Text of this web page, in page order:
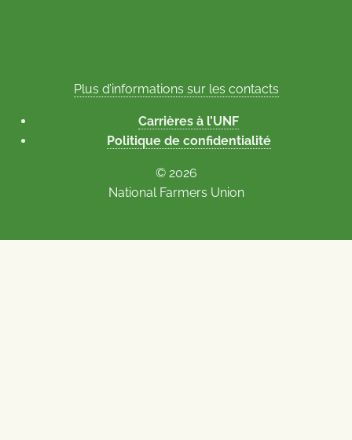
Plus d’informations sur les contacts
Carrières à l’UNF
Politique de confidentialité
© 2026
National Farmers Union